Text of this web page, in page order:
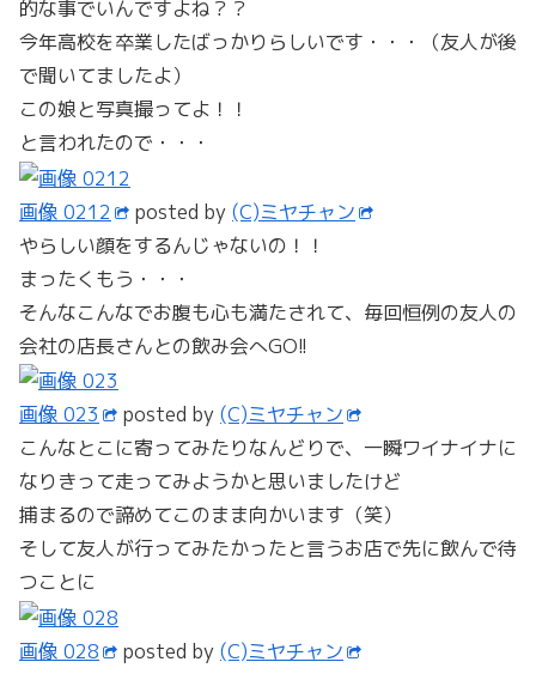
的な事でいんですよね？？
今年高校を卒業したばっかりらしいです・・・（友人が後
で聞いてましたよ）
この娘と写真撮ってよ！！
と言われたので・・・
画像 0212 posted by (C)ミヤチャン
やらしい顔をするんじゃないの！！
まったくもう・・・
そんなこんなでお腹も心も満たされて、毎回恒例の友人の
会社の店長さんとの飲み会へGO!!
画像 023 posted by (C)ミヤチャン
こんなとこに寄ってみたりなんどりで、一瞬ワイナイナに
なりきって走ってみようかと思いましたけど
捕まるので諦めてこのまま向かいます（笑）
そして友人が行ってみたかったと言うお店で先に飲んで待
つことに
画像 028 posted by (C)ミヤチャン